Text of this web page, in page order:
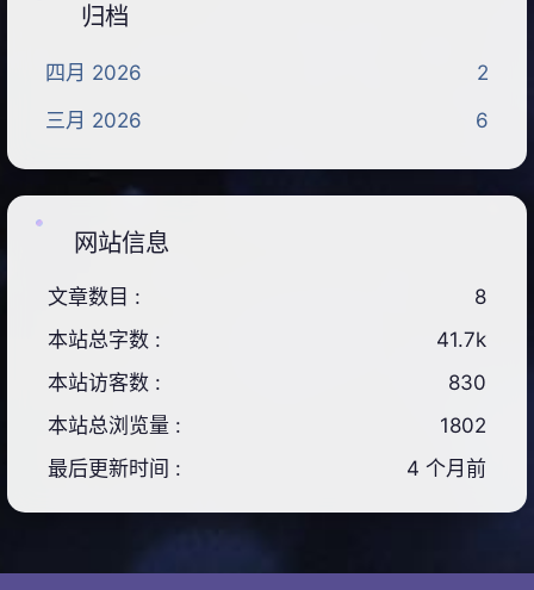
归档
四月 2026
2
三月 2026
6
网站信息
文章数目 :
8
本站总字数 :
41.7k
本站访客数 :
830
本站总浏览量 :
1802
最后更新时间 :
4 个月前